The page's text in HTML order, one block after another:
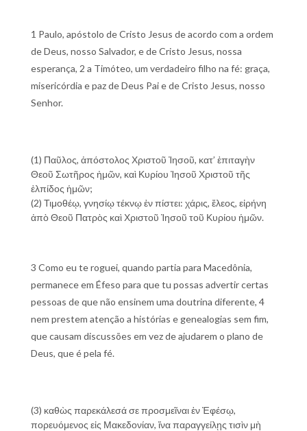
1 Paulo, apóstolo de Cristo Jesus de acordo com a ordem
de Deus, nosso Salvador, e de Cristo Jesus, nossa
esperança, 2 a Timóteo, um verdadeiro filho na fé: graça,
misericórdia e paz de Deus Pai e de Cristo Jesus, nosso
Senhor.
(1) Παῦλος, ἀπόστολος Χριστοῦ Ἰησοῦ, κατ’ ἐπιταγὴν
Θεοῦ Σωτῆρος ἡμῶν, καὶ Κυρίου Ἰησοῦ Χριστοῦ τῆς
ἐλπίδος ἡμῶν;
(2) Τιμοθέῳ, γνησίῳ τέκνῳ ἐν πίστει: χάρις, ἔλεος, εἰρήνη
ἀπὸ Θεοῦ Πατρὸς καὶ Χριστοῦ Ἰησοῦ τοῦ Κυρίου ἡμῶν.
3 Como eu te roguei, quando partia para Macedônia,
permanece em Éfeso para que tu possas advertir certas
pessoas de que não ensinem uma doutrina diferente, 4
nem prestem atenção a histórias e genealogias sem fim,
que causam discussões em vez de ajudarem o plano de
Deus, que é pela fé.
(3) καθὼς παρεκάλεσά σε προσμεῖναι ἐν Ἐφέσῳ,
πορευόμενος εἰς Μακεδονίαν, ἵνα παραγγείλῃς τισὶν μὴ